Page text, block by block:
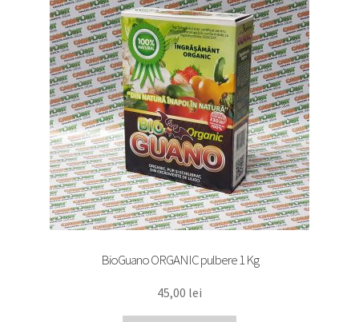
BioGuano ORGANIC pulbere 1 Kg
45,00 lei